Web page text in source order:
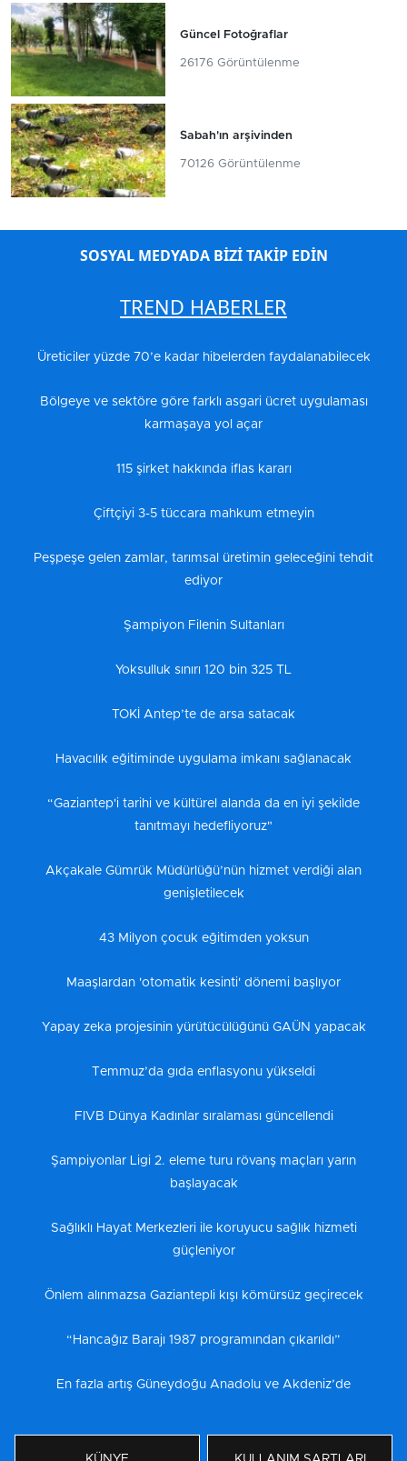
Güncel Fotoğraflar
26176 Görüntülenme
Sabah'ın arşivinden
70126 Görüntülenme
SOSYAL MEDYADA BİZİ TAKİP EDİN
TREND HABERLER
Üreticiler yüzde 70’e kadar hibelerden faydalanabilecek
Bölgeye ve sektöre göre farklı asgari ücret uygulaması
karmaşaya yol açar
115 şirket hakkında iflas kararı
Çiftçiyi 3-5 tüccara mahkum etmeyin
Peşpeşe gelen zamlar, tarımsal üretimin geleceğini tehdit
ediyor
Şampiyon Filenin Sultanları
Yoksulluk sınırı 120 bin 325 TL
TOKİ Antep’te de arsa satacak
Havacılık eğitiminde uygulama imkanı sağlanacak
“Gaziantep'i tarihi ve kültürel alanda da en iyi şekilde
tanıtmayı hedefliyoruz"
Akçakale Gümrük Müdürlüğü’nün hizmet verdiği alan
genişletilecek
43 Milyon çocuk eğitimden yoksun
Maaşlardan 'otomatik kesinti' dönemi başlıyor
Yapay zeka projesinin yürütücülüğünü GAÜN yapacak
Temmuz’da gıda enflasyonu yükseldi
FIVB Dünya Kadınlar sıralaması güncellendi
Şampiyonlar Ligi 2. eleme turu rövanş maçları yarın
başlayacak
Sağlıklı Hayat Merkezleri ile koruyucu sağlık hizmeti
güçleniyor
Önlem alınmazsa Gaziantepli kışı kömürsüz geçirecek
“Hancağız Barajı 1987 programından çıkarıldı”
En fazla artış Güneydoğu Anadolu ve Akdeniz’de